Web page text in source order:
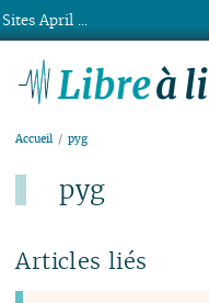
Accueil pyg
pyg
Articles liés
Sites April ...